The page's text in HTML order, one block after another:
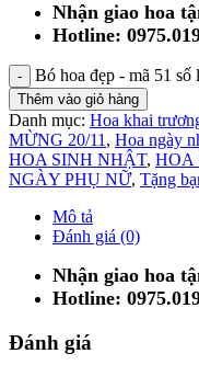
Nhận giao hoa
Hotline:
Bó hoa đẹp - mã 51 số
Thêm vào giỏ hàng
Danh mục: Hoa khai
MỪNG 20/11, Hoa ngày
HOA SINH NHẬT, HOA
NGÀY PHỤ NỮ, Tặng
Mô tả
Đánh giá (0)
Nhận giao hoa
Hotline:
Đánh giá